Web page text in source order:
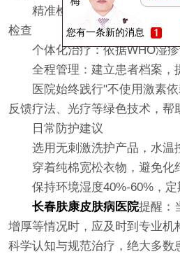
精准检测：开展过敏原筛查
检查
个体化治疗：依据WHO湿疹
全程管理：建立患者档案，
医院始终践行"不使用激素依
反馈疗法、光疗等绿色技术，帮
日常防护建议
选用无刺激洗护产品，水温
穿着纯棉宽松衣物，避免化
保持环境湿度40%-60%，定
长春肤康皮肤病医院提醒：
增厚等情况时，应及时到专业机
科学认知与规范治疗，绝大多数
您有一条新的消息